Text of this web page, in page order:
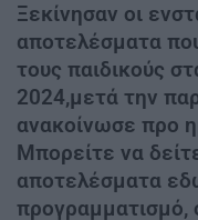
Ξεκίνησαν οι
αποτελέσματα
τους παιδικούς
2024,μετά την
ανακοίνωσε προ
Μπορείτε να
αποτελέσματα
προγραμματισμό,